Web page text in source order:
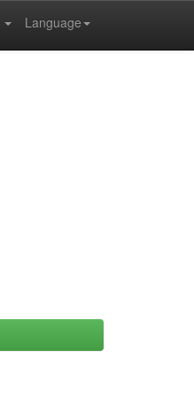
Language